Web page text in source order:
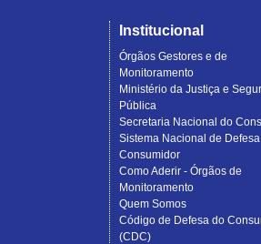
Institucional
Órgãos Gestores e de
Monitoramento
Ministério da Justiça e
Pública
Secretaria Nacional do
Sistema Nacional de
Consumidor
Como Aderir - Órgãos de
Monitoramento
Quem Somos
Código de Defesa do
(CDC)